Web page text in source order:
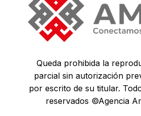
Queda prohibida la
parcial sin autorización
por escrito de su titular.
reservados ©Agencia